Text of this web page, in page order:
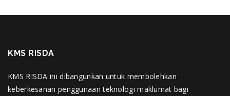
KMS RISDA
KMS RISDA ini dibangunkan untuk membolehkan
keberkesanan penggunaan teknologi maklumat bagi